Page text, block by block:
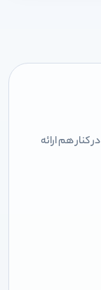
کنار هم ارائه